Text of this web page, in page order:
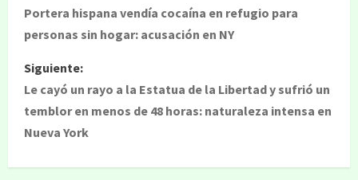
Portera hispana vendía cocaína en refugio para
personas sin hogar: acusación en NY
Siguiente:
Le cayó un rayo a la Estatua de la Libertad y sufrió un
temblor en menos de 48 horas: naturaleza intensa en
Nueva York